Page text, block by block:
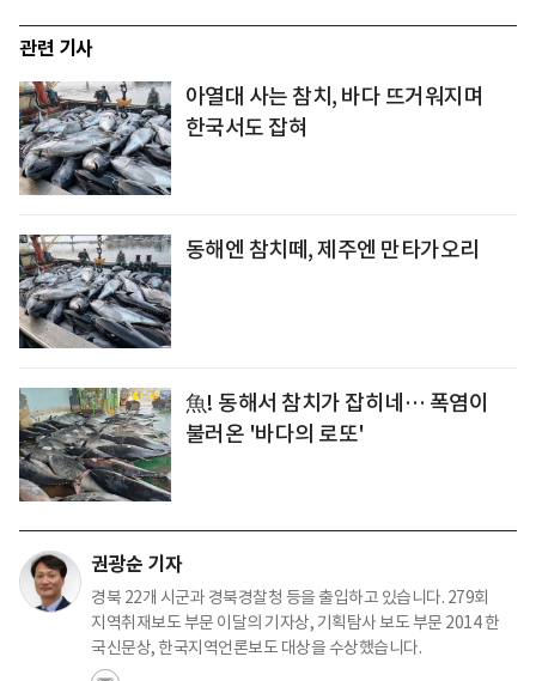
관련 기사
아열대 사는 참치, 바다 뜨거워지며
한국서도 잡혀
동해엔 참치떼, 제주엔 만타가오리
魚! 동해서 참치가 잡히네… 폭염이
불러온 '바다의 로또'
권광순 기자
경북 22개 시군과 경북경찰청 등을 출입하고 있습니다. 279회
지역취재보도 부문 이달의 기자상, 기획탐사 보도 부문 2014 한
국신문상, 한국지역언론보도 대상을 수상했습니다.